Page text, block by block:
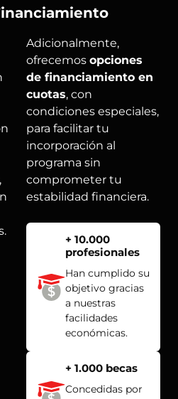
,
Adicionalmente,
ofrecemos opciones
de financiamiento en
cuotas, con
condiciones especiales,
para facilitar tu
incorporación al
programa sin
comprometer tu
estabilidad financiera.
+ 10.000
profesionales
Han cumplido su
objetivo gracias
a nuestras
facilidades
económicas.
+ 1.000 becas
Concedidas por